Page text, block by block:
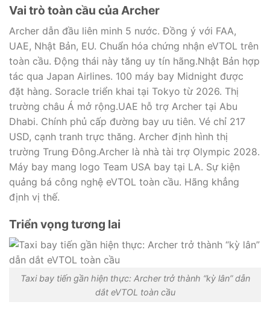
Vai trò toàn cầu của Archer
Archer dẫn đầu liên minh 5 nước. Đồng ý với FAA,
UAE, Nhật Bản, EU. Chuẩn hóa chứng nhận eVTOL trên
toàn cầu. Động thái này tăng uy tín hãng.Nhật Bản hợp
tác qua Japan Airlines. 100 máy bay Midnight được
đặt hàng. Soracle triển khai tại Tokyo từ 2026. Thị
trường châu Á mở rộng.UAE hỗ trợ Archer tại Abu
Dhabi. Chính phủ cấp đường bay ưu tiên. Vé chỉ 217
USD, cạnh tranh trực thăng. Archer định hình thị
trường Trung Đông.Archer là nhà tài trợ Olympic 2028.
Máy bay mang logo Team USA bay tại LA. Sự kiện
quảng bá công nghệ eVTOL toàn cầu. Hãng khẳng
định vị thế.
Triển vọng tương lai
Taxi bay tiến gần hiện thực: Archer trở thành “kỳ lân” dẫn
dắt eVTOL toàn cầu